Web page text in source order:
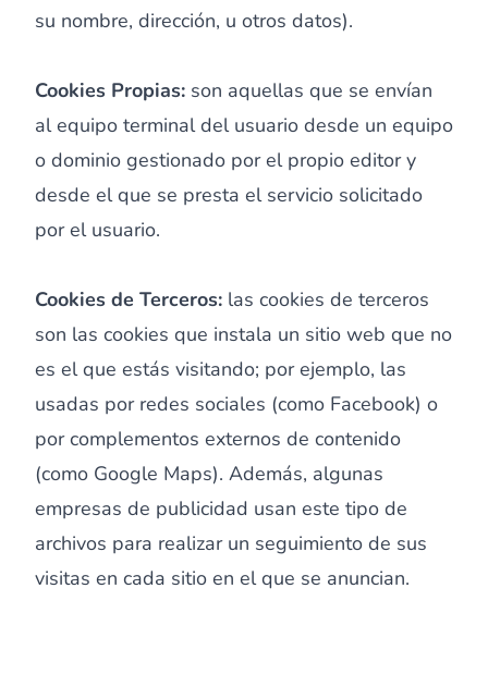
su nombre, dirección, u otros datos).
Cookies Propias: son aquellas que se envían
al equipo terminal del usuario desde un equipo
o dominio gestionado por el propio editor y
desde el que se presta el servicio solicitado
por el usuario.
Cookies de Terceros: las cookies de terceros
son las cookies que instala un sitio web que no
es el que estás visitando; por ejemplo, las
usadas por redes sociales (como Facebook) o
por complementos externos de contenido
(como Google Maps). Además, algunas
empresas de publicidad usan este tipo de
archivos para realizar un seguimiento de sus
visitas en cada sitio en el que se anuncian.